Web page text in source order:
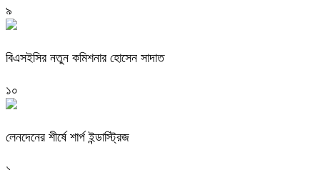
৯
বিএসইসির নতুন কমিশনার হোসেন সাদাত
১০
লেনদেনের শীর্ষে শার্প ইন্ডাস্ট্রিজ